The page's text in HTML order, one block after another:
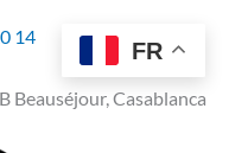
14
Beauséjour, Casablanca
FR